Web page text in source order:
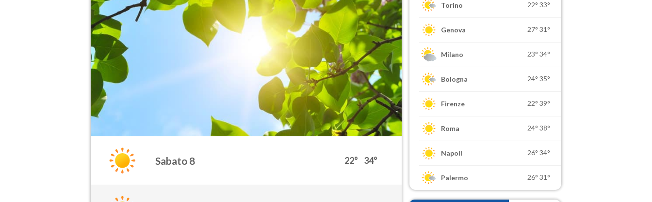
Sabato 8 22° 34°
Torino 22° 33°
Genova 27° 31°
Milano 23° 34°
Bologna 24° 35°
Firenze 22° 39°
Roma 24° 38°
Napoli 26° 34°
Palermo 26° 31°